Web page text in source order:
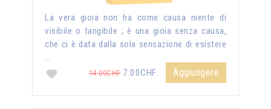
La vera gioia non ha come causa niente di
visibile o tangibile ; è una gioia senza causa,
che ci è data dalla sola sensazione di esistere
…
14.00CHF7.00CHF Aggiungere